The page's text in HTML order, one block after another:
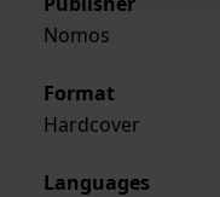
Nomos
Format
Hardcover
Languages